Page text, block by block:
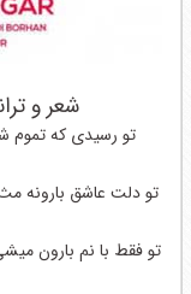
شعر و
تو رسیدی که تموم
تو دلت عاشق بارونه
تو فقط با نم بارون